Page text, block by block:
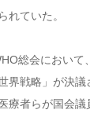
れていた。
総会において
界戦略」が決議
療者らが国会議